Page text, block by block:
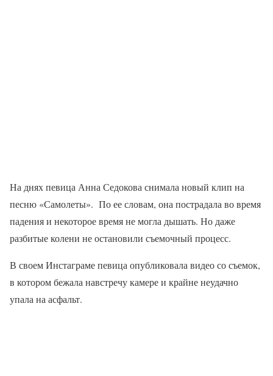
На днях певица Анна Седокова снимала новый клип на
песню «Самолеты». По ее словам, она пострадала во время
падения и некоторое время не могла дышать. Но даже
разбитые колени не остановили съемочный процесс.
В своем Инстаграме певица опубликовала видео со съемок,
в котором бежала навстречу камере и крайне неудачно
упала на асфальт.